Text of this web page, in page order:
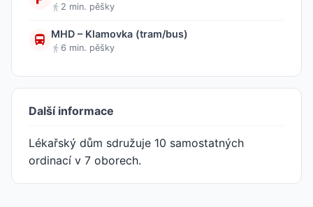
2 min. pěšky
MHD – Klamovka (tram/bus)
6 min. pěšky
Další informace
Lékařský dům sdružuje 10 samostatných
ordinací v 7 oborech.